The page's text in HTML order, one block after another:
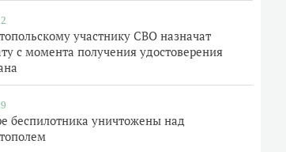
участнику СВО назначат
с момента получения удостоверения
беспилотника уничтожены над